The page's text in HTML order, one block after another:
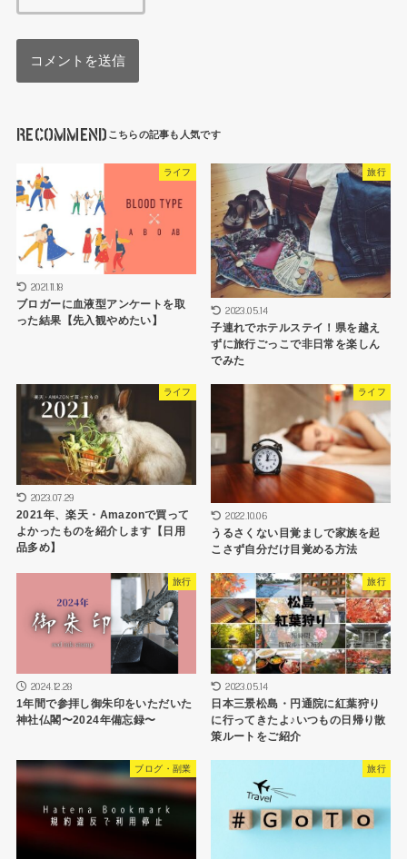
RECOMMEND
ライフ
2021.11.18
ブロガーに血液型アンケートを取
った結果【先入観やめたい】
旅行
2023.05.14
子連れでホテルステイ！県を越え
ずに旅行ごっこで非日常を楽しん
でみた
ライフ
2023.07.29
2021年、楽天・Amazonで買って
よかったものを紹介します【日用
品多め】
ライフ
2022.10.06
うるさくない目覚ましで家族を起
こさず自分だけ目覚める方法
旅行
2024.12.28
1年間で参拝し御朱印をいただいた
神社仏閣〜2024年備忘録〜
旅行
2023.05.14
日本三景松島・円通院に紅葉狩り
に行ってきたよ♪いつもの日帰り散
策ルートをご紹介
ブログ・副業 旅行